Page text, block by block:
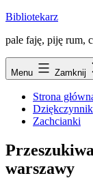
Przejdź
treści
Bibliotekarz
pale faję, piję rum,
Menu Zamknij
Strona
Dziękczynnik
Zachcianki
warszawy